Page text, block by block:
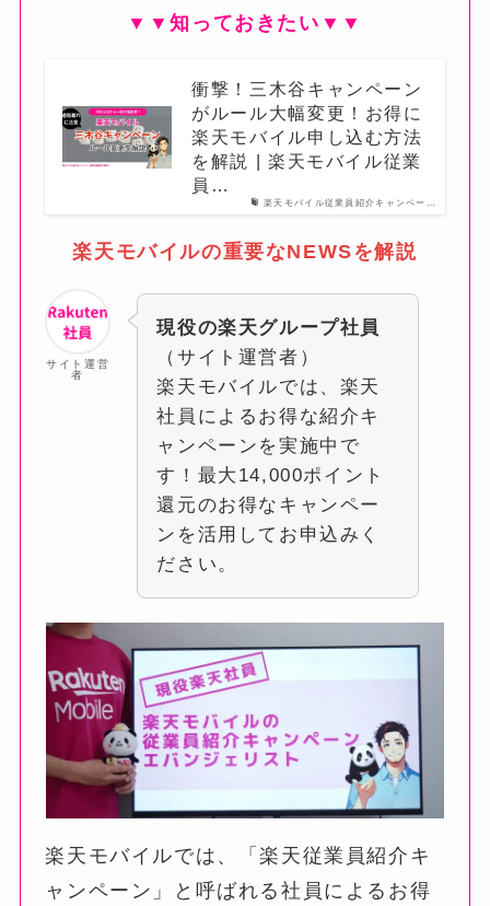
▼▼知っておきたい▼▼
楽天モバイル従業員紹介キャンペー…
衝撃！三木谷キャンペーン
がルール大幅変更！お得に
楽天モバイル申し込む方法
を解説 | 楽天モバイル従業
員…
楽天モバイルの重要なNEWSを解説
サイト運営
者
現役の楽天グループ社員
（サイト運営者）
楽天モバイルでは、楽天
社員によるお得な紹介キ
ャンペーンを実施中で
す！最大14,000ポイント
還元のお得なキャンペー
ンを活用してお申込みく
ださい。
楽天モバイルでは、「楽天従業員紹介キ
ャンペーン」と呼ばれる社員によるお得